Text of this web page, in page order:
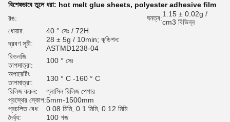
বিশেষভাবে তুলে ধরা: hot melt glue sheets, polyester adhesive film
রঙ:
ঘনত্ব:1.15 ± 0.02g /
cm3 বিভিন্ন
ধোয়ার:
40 ° সেঃ / 72H
দ্রবণ সূচী:
28 ± 5g / 10min; কন্ডিশন:
ASTMD1238-04
রিওলজি
তাপমাত্রা:
100 ° সেঃ
অপারেটিং
তাপমাত্রা:
130 ° C -160 ° C
রিলিজ করুন:
গ্লাসিন রিলিজ পেপার
প্রস্থের স্কোপ:5mm-1500mm
প্রচলিত বেধ:
0.08 মিমি, 0.1 মিমি, 0.12 মিমি
দৈর্ঘ্য:
100 গজ